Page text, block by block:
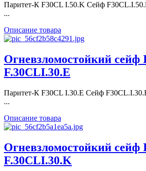
Паритет-К F30CL I.50.K Сейф
...
Описание товара
Огневзломостойкий сейф
F.30CLI.30.E
Паритет-К F30CL I.30.E Сейф
...
Описание товара
Огневзломостойкий сейф
F.30CLI.30.K